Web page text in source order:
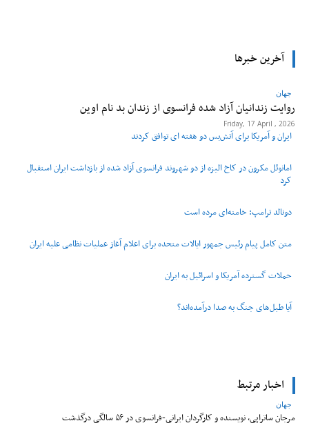
آخرین خبرها
جهان
روایت زندانیان آزاد شده فرانسوی از زندان ‌بد نام اوین
Friday, 17 April , 2026
ایران و آمریکا برای آتش‌بس دو هفته‌ ای توافق کردند
امانوئل مکرون در کاخ الیزه از دو شهروند فرانسوی آزاد شده از بازداشت ایران استقبال
کرد
دونالد ترامپ: خامنه‌ای مرده است
متن کامل پیام رئیس جمهور ایالات متحده برای اعلام آغاز عملیات نظامی علیه ایران
حملات گسترده آمریکا و اسرائیل به ایران
آیا طبل‌های جنگ به صدا درآمده‌اند؟
اخبار مرتبط
جهان
مرجان ساتراپی، نویسنده و کارگردان ایرانی-فرانسوی در ۵۶ سالگی درگذشت